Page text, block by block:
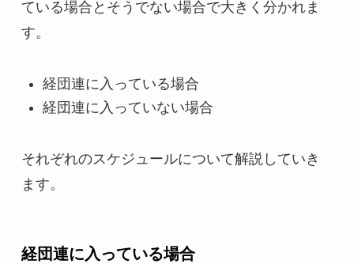
ている場合とそうでない場合で大きく分かれま
す。
経団連に入っている場合
経団連に入っていない場合
それぞれのスケジュールについて解説していき
ます。
経団連に入っている場合